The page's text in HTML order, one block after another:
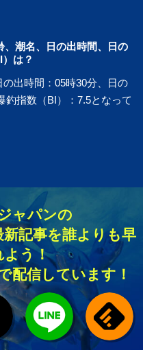
、潮名、日の出時間、日の
は？
出時間：05時30分、日の
釣指数（BI）：7.5となって
ャパンの
記事を誰よりも早
よう！
配信しています！